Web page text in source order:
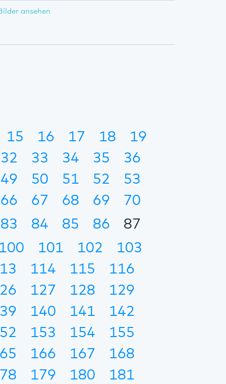
ansehen
15 16 17 18
19
32 33 34 35
36
49 50 51 52
53
66 67 68 69
70
83 84 85 86
87
100 101 102
103
114 115
116
127 128
129
140 141
142
153 154
155
166 167
168
179 180
181